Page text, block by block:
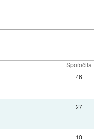
Sporočila
46
27
10